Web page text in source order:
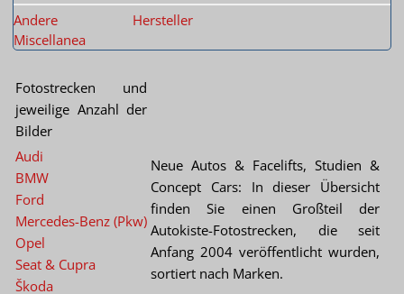
Andere Hersteller
Miscellanea
Fotostrecken und
jeweilige Anzahl der
Bilder
Audi
BMW
Ford
Mercedes-Benz (Pkw)
Opel
Seat & Cupra
Škoda
Neue Autos & Facelifts, Studien &
Concept Cars: In dieser Übersicht
finden Sie einen Großteil der
Autokiste-Fotostrecken, die seit
Anfang 2004 veröffentlicht wurden,
sortiert nach Marken.